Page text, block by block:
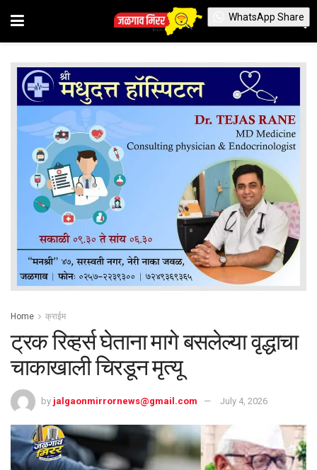
Home क्राईम
ट्रक रिव्हर्स घेताना मागे बसलेल्या वृद्धाचा
चाकाखाली चिरडून मृत्यू
by jalgaonmirrornews@gmail.com July 4, 2026
WhatsApp Share